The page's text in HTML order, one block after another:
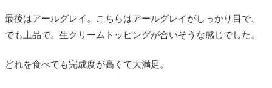
最後はアールグレイ。こちらはアールグレイがしっかり目で、
でも上品で。生クリームトッピングが合いそうな感じでした。
どれを食べても完成度が高くて大満足。